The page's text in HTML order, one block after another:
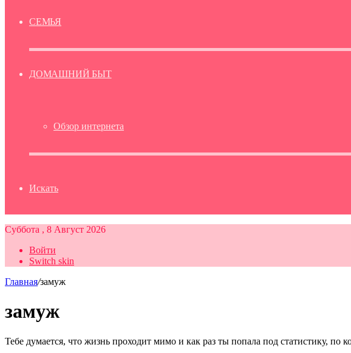
СЕМЬЯ
ДОМАШНИЙ БЫТ
Обзор интернета
Искать
Суббота , 8 Август 2026
Войти
Switch skin
Главная/замуж
замуж
Тебе думается, что жизнь проходит мимо и как раз ты попала под статистику,